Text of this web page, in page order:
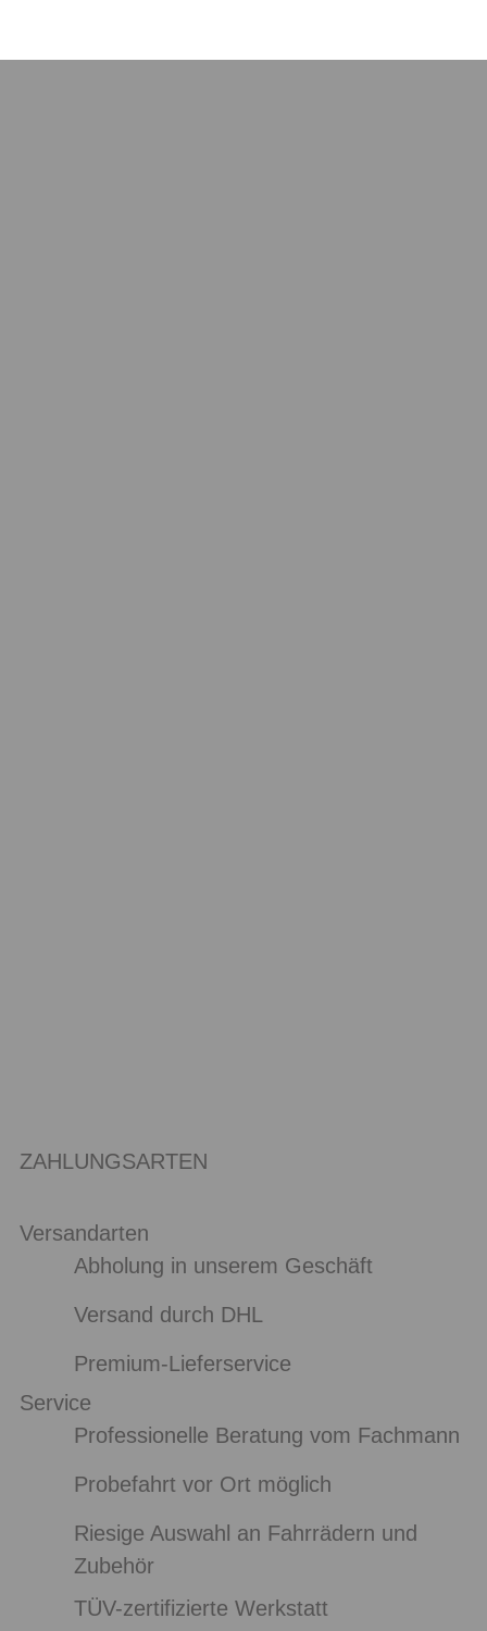
ZAHLUNGSARTEN
Versandarten
Abholung in unserem Geschäft
Versand durch DHL
Premium-Lieferservice
Service
Professionelle Beratung vom Fachmann
Probefahrt vor Ort möglich
Riesige Auswahl an Fahrrädern und
Zubehör
TÜV-zertifizierte Werkstatt